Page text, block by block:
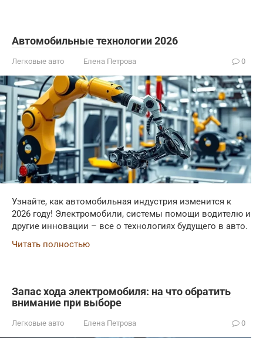
Автомобильные технологии 2026
Легковые авто Елена Петрова 0
Узнайте, как автомобильная индустрия изменится к
2026 году! Электромобили, системы помощи водителю и
другие инновации – все о технологиях будущего в авто.
Читать полностью
Запас хода электромобиля: на что обратить
внимание при выборе
Легковые авто Елена Петрова 0